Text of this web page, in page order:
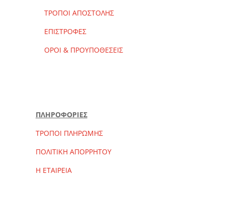
ΤΡΟΠΟΙ ΑΠΟΣΤΟΛΗΣ
ΕΠΙΣΤΡΟΦΕΣ
ΟΡΟΙ & ΠΡΟΥΠΟΘΕΣΕΙΣ
ΠΛΗΡΟΦΟΡΙΕΣ
ΤΡΟΠΟΙ ΠΛΗΡΩΜΗΣ
ΠΟΛΙΤΙΚΗ ΑΠΟΡΡΗΤΟΥ
Η ΕΤΑΙΡΕΙΑ